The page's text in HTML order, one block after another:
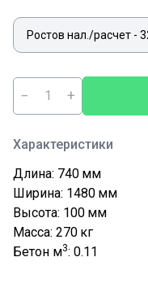
− +
Характеристики
Длина: 740 мм
Ширина: 1480 мм
Высота: 100 мм
Масса: 270 кг
Бетон м3: 0.11